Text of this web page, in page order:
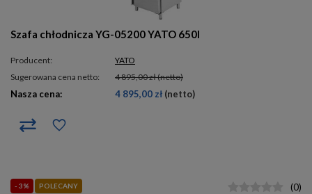
Szafa chłodnicza YG-05200 YATO 650l
Producent:
YATO
Sugerowana cena netto:
4 895,00 zł(netto)
Nasza cena: 4 895,00 zł (netto)
- 3% POLECANY (0)